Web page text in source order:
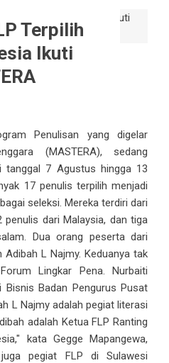
Terpilih
Ikuti
Penulisan yang digelar
(MASTERA), sedang
tanggal 7 Agustus hingga 13
17 penulis terpilih menjadi
seleksi. Mereka terdiri dari
penulis dari Malaysia, dan tiga
Dua orang peserta dari
L Najmy. Keduanya tak
Lingkar Pena. Nurbaiti
Badan Pengurus Pusat
L Najmy adalah pegiat literasi
adalah Ketua FLP Ranting
kata Gegge Mapangewa,
pegiat FLP di Sulawesi